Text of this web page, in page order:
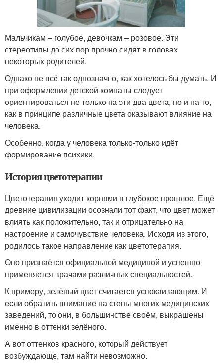
Мальчикам – голубое, девочкам – розовое. Эти
стереотипы до сих пор прочно сидят в головах
некоторых родителей.
Однако не всё так однозначно, как хотелось бы думать. И
при оформлении детской комнаты следует
ориентироваться не только на эти два цвета, но и на то,
как в принципе различные цвета оказывают влияние на
человека.
Особенно, когда у человека только-только идёт
формирование психики.
История цветотерапии
Цветотерапия уходит корнями в глубокое прошлое. Ещё
древние цивилизации осознали тот факт, что цвет может
влиять как положительно, так и отрицательно на
настроение и самочувствие человека. Исходя из этого,
родилось такое направление как цветотерапия.
Оно признаётся официальной медициной и успешно
применяется врачами различных специальностей.
К примеру, зелёный цвет считается успокаивающим. И
если обратить внимание на стены многих медицинских
заведений, то они, в большинстве своём, выкрашены
именно в оттенки зелёного.
А вот оттенков красного, который действует
возбуждающе, там найти невозможно.